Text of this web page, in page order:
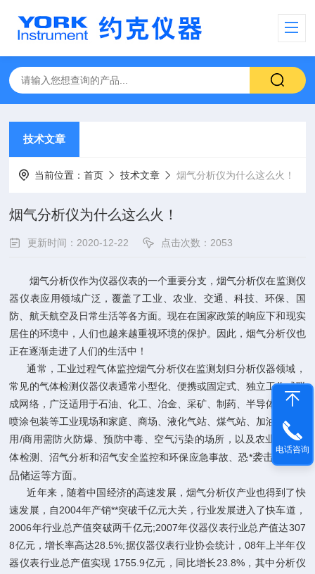
技术文章
当前位置：首页 技术文章 烟气分析仪为什么这么火！
烟气分析仪为什么这么火！
更新时间：2020-12-22 点击次数：2053
烟气分析仪作为仪器仪表的一个重要分支，烟气分析仪在监测仪
器仪表应用领域广泛，覆盖了工业、农业、交通、科技、环保、国
防、航天航空及日常生活等各方面。现在在国家政策的响应下和现实
居住的环境中，人们也越来越重视环境的保护。因此，烟气分析仪也
正在逐渐走进了人们的生活中！
通常，工业过程气体监控烟气分析仪在监测划归分析仪器领域，
常见的气体检测仪器仪表通常小型化、便携或固定式、独立工作或联
成网络，广泛适用于石油、化工、冶金、采矿、制药、半导体加工、
喷涂包装等工业现场和家庭、商场、液化气站、煤气站、加油站等民
用/商用需防火防爆、预防中毒、空气污染的场所，以及农业温室气
体检测、沼气分析和沼气安全监控和环保应急事故、恐*袭击、危险
品储运等方面。
近年来，随着中国经济的高速发展， 烟气分析仪产业也得到了快
速发展，自2004年产销**突破千亿元大关，行业发展进入了快车道，
2006年行业总产值突破两千亿元;2007年仪器仪表行业总产值达307
8亿元，增长率高达28.5%;据仪器仪表行业协会统计， 08年上半年仪
器仪表行业总产值实现 1755.9亿元，同比增长23.8%，其中分析仪
电话咨询